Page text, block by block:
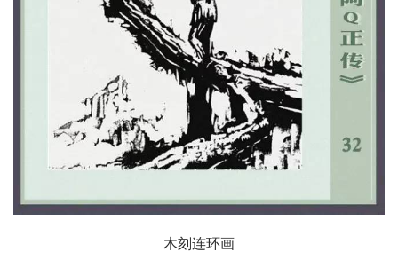
木刻连环画